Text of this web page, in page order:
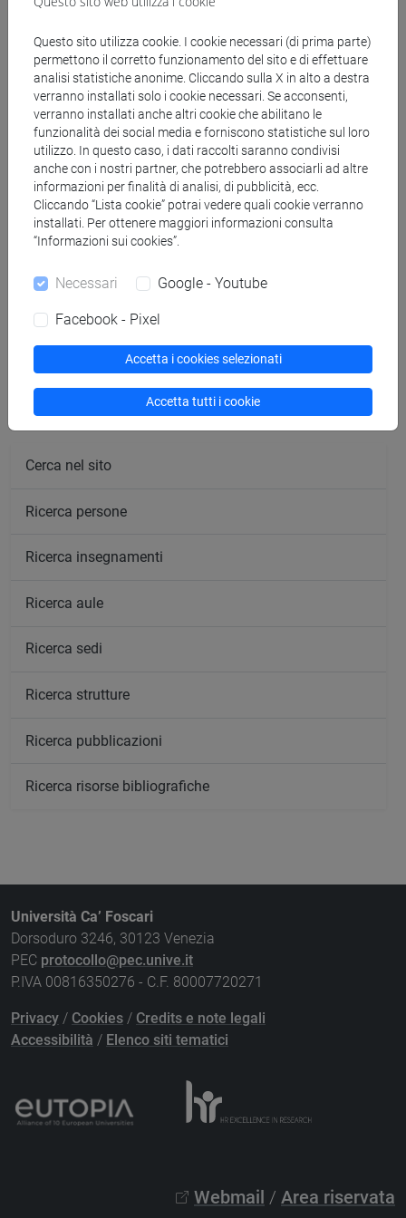
Docenti
PERULLI Adalberto - 30h Lezione
Materiali didattici
Materiali su Moodle
economia e commercio
Cerca nel sito
Ricerca persone
Ricerca insegnamenti
Ricerca aule
Ricerca sedi
Ricerca strutture
Ricerca pubblicazioni
Ricerca risorse bibliografiche
Università Ca’ Foscari
Dorsoduro 3246, 30123 Venezia
PEC protocollo@pec.unive.it
P.IVA 00816350276 - C.F. 80007720271
Privacy / Cookies / Credits e note legali
Accessibilità / Elenco siti tematici
Webmail / Area riservata
Questo sito utilizza cookie. I cookie necessari (di prima parte)
permettono il corretto funzionamento del sito e di effettuare
analisi statistiche anonime. Cliccando sulla X in alto a destra
verranno installati solo i cookie necessari. Se acconsenti,
verranno installati anche altri cookie che abilitano le
funzionalità dei social media e forniscono statistiche sul loro
utilizzo. In questo caso, i dati raccolti saranno condivisi
anche con i nostri partner, che potrebbero associarli ad altre
informazioni per finalità di analisi, di pubblicità, ecc.
Cliccando “Lista cookie” potrai vedere quali cookie verranno
installati. Per ottenere maggiori informazioni consulta
“Informazioni sui cookies”.
Necessari Google - Youtube
Facebook - Pixel
Accetta i cookies selezionati
Accetta tutti i cookie